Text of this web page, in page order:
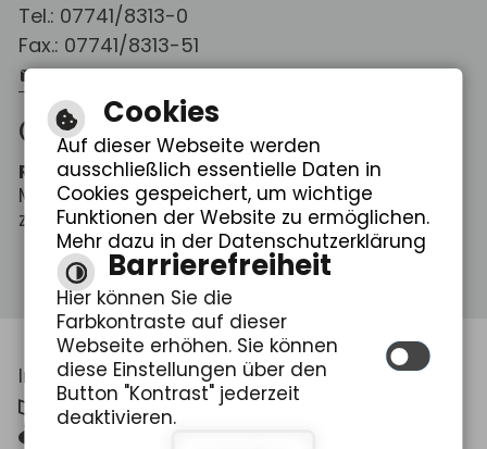
Tel.: 07741/8313-0
Fax.: 07741/8313-51
E-Mail schreiben
Öffnungszeiten
Rathaus Weilheim
Mo. - Fr.: 08:00 - 12:00 Uhr
zus. Do.: 14:00 - 18:30 Uhr
Inhalt|Impressum|Datenschutzerklärung
Leichte Sprache
Gebärdensprache
Cookies
Auf dieser Webseite werden
ausschließlich essentielle Daten in
Cookies gespeichert, um wichtige
Funktionen der Website zu ermöglichen.
Mehr dazu in der Datenschutzerklärung
Barrierefreiheit
Hier können Sie die
Farbkontraste auf dieser
Webseite erhöhen. Sie können
diese Einstellungen über den
Button "Kontrast" jederzeit
deaktivieren.